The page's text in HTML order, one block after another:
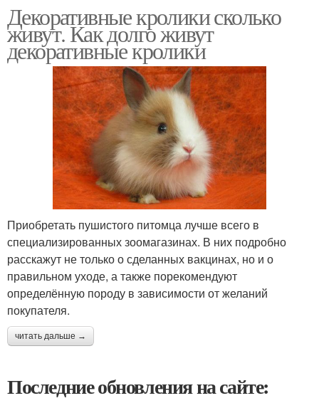
Декоративные кролики сколько
живут. Как долго живут
декоративные кролики
Приобретать пушистого питомца лучше всего в
специализированных зоомагазинах. В них подробно
расскажут не только о сделанных вакцинах, но и о
правильном уходе, а также порекомендуют
определённую породу в зависимости от желаний
покупателя.
читать дальше →
Последние обновления на сайте: